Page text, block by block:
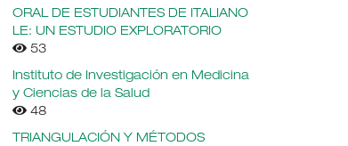
ORAL DE ESTUDIANTES DE ITALIANO
LE: UN ESTUDIO EXPLORATORIO
53
Instituto de Investigación en Medicina
y Ciencias de la Salud
48
TRIANGULACIÓN Y MÉTODOS